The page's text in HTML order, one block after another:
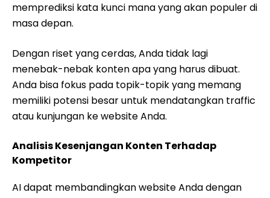
memprediksi kata kunci mana yang akan populer di
masa depan.
Dengan riset yang cerdas, Anda tidak lagi
menebak-nebak konten apa yang harus dibuat.
Anda bisa fokus pada topik-topik yang memang
memiliki potensi besar untuk mendatangkan traffic
atau kunjungan ke website Anda.
Analisis Kesenjangan Konten Terhadap
Kompetitor
AI dapat membandingkan website Anda dengan